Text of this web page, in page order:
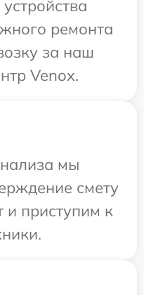
ремонта
за наш
Venox.
мы
смету
и приступим к